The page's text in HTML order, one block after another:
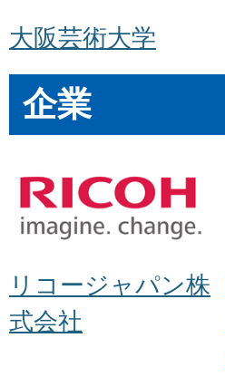
大阪芸術大学
企業
リコージャパン株
式会社